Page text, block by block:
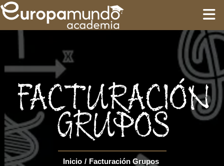
GUÍAS
CIRCUITOS
FACTURACIÓN
GRUPOS
Inicio / Facturación Grupos